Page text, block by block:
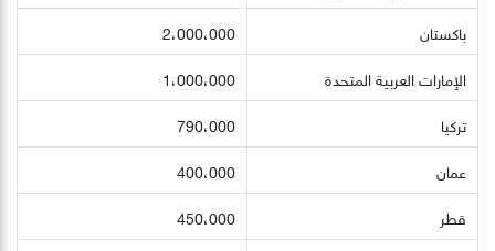
باكستان
2،000،000
الإمارات العربية المتحدة
1،000،000
تركيا
790،000
عمان
400،000
قطر
450،000